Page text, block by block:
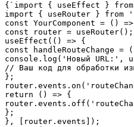
{`import { useEffect }
import { useRouter } from
const YourComponent = ()
const router = useRouter();
useEffect(() => {
const handleRouteChange
console.log('Новый URL:',
// Ваш код для обработки
};
return () => {
};
}, [router.events]);